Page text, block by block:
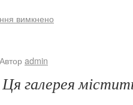
вимкнено
admin
Ця галерея